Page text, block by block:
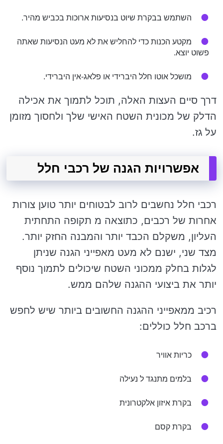
השתמש בבקרת שיוט בנסיעות ארוכות בכביש מהיר.
מקטע הכנות כדי להחליש את לא מעט הנסיעות שאתה
פשוט יוצא.
מושכל אוטו חלל היברידי או פלאג-אין היברידי.
דרך סיים העצות האלה, תוכל לתמוך את אכילה
הדלק של מכונית השטח האישי שלך ולחסוך מזומן
על גז.
אפשרויות הגנה של רכבי חלל
רכבי חלל נחשבים לרוב לבטוחים יותר טוען צורות
אחרות של רכבים, כתוצאה מ תקופה התחתית
העליון, משקלם הכבד יותר והמבנה החזק יותר.
מצד שני, ישנם לא מעט מאפייני הגנה שניתן
לגלות בחלק ממכוני השטח שיכולים לתמוך נוסף
יותר את ביצועי ההגנה שלהם ממש.
רכיב ממאפייני ההגנה החשובים ביותר שיש לחפש
ברכב חלל כוללים:
כריות אוויר
בלמים מתנגד ל נעילה
בקרת איזון אלקטרונית
בקרת קסם